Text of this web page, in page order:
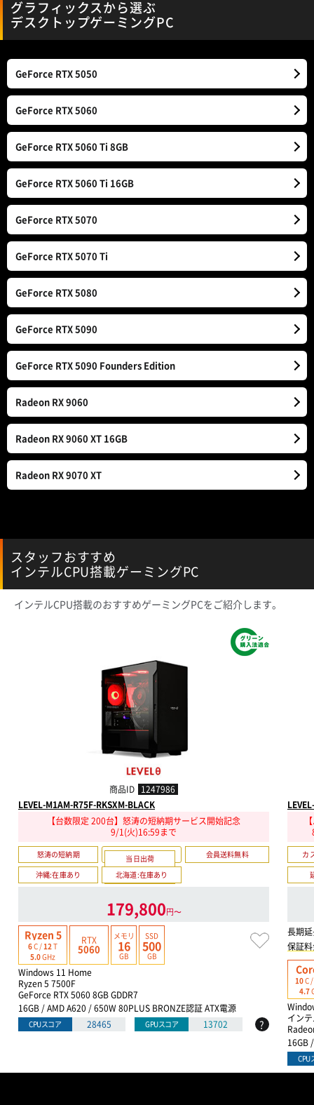
グラフィックスから選ぶ
デスクトップゲーミングPC
GeForce RTX 5050
GeForce RTX 5060
GeForce RTX 5060 Ti 8GB
GeForce RTX 5060 Ti 16GB
GeForce RTX 5070
GeForce RTX 5070 Ti
GeForce RTX 5080
GeForce RTX 5090
GeForce RTX 5090 Founders Edition
Radeon RX 9060
Radeon RX 9060 XT 16GB
Radeon RX 9070 XT
スタッフおすすめ
インテルCPU搭載ゲーミングPC
インテルCPU搭載のおすすめゲーミングPCをご紹介します。
商品ID 1247986
LEVEL-M1AM-R75F-RKSXM-BLACK
【台数限定 200台】怒涛の短納期サービス開始記念
9/1(火)16:59まで
怒涛の短納期
当日出荷
12時まで注文で可
会員送料無料
沖縄:在庫あり
北海道:在庫あり
179,800円〜
Ryzen 5
6C /12T
5.0GHz
RTX
5060
メモリ
16
GB
SSD
500
GB
Windows 11 Home
Ryzen 5 7500F
GeForce RTX 5060 8GB GDDR7
16GB / AMD A620 / 650W 80PLUS BRONZE認証 ATX電源
CPUスコア 28465 GPUスコア 13702 ?
カ
長期
保証
10C /
4.7
イン
16GB
CPU